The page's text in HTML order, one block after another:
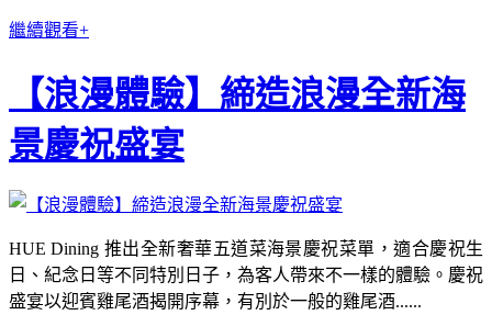
繼續觀看+
【浪漫體驗】締造浪漫全新海
景慶祝盛宴
HUE Dining 推出全新奢華五道菜海景慶祝菜單，適合慶祝生
日、紀念日等不同特別日子，為客人帶來不一樣的體驗。慶祝
盛宴以迎賓雞尾酒揭開序幕，有別於一般的雞尾酒......